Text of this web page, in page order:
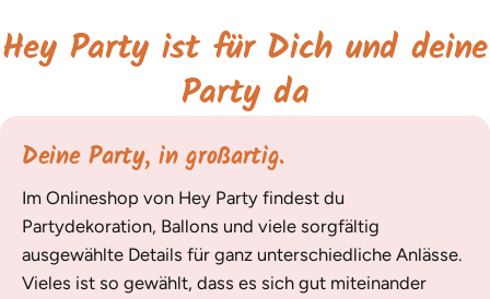
Hey Party ist für Dich und deine
Party da
Deine Party, in großartig.
Im Onlineshop von Hey Party findest du
Partydekoration, Ballons und viele sorgfältig
ausgewählte Details für ganz unterschiedliche Anlässe.
Vieles ist so gewählt, dass es sich gut miteinander